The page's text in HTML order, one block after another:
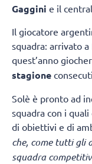
Gaggini e il
Il giocatore
squadra: arrivato
quest’anno
stagione
Solè è pronto ad
squadra con i
di obiettivi e di
che, come tutti gli
squadra